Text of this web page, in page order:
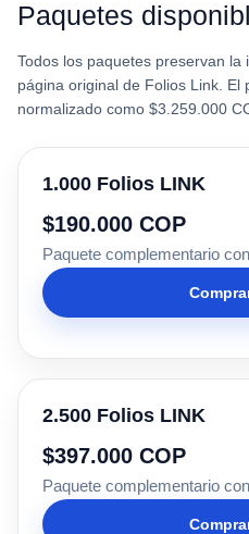
Paquetes
Todos los paquetes preservan
página original de Folios Link. El
normalizado como $3.259.000
1.000 Folios LINK
$190.000 COP
Paquete complementario
2.500 Folios LINK
$397.000 COP
Paquete complementario